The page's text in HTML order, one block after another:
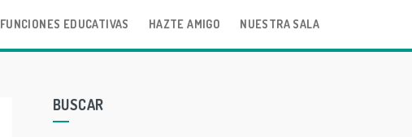
FUNCIONES EDUCATIVAS HAZTE AMIGO NUESTRA SALA
BUSCAR